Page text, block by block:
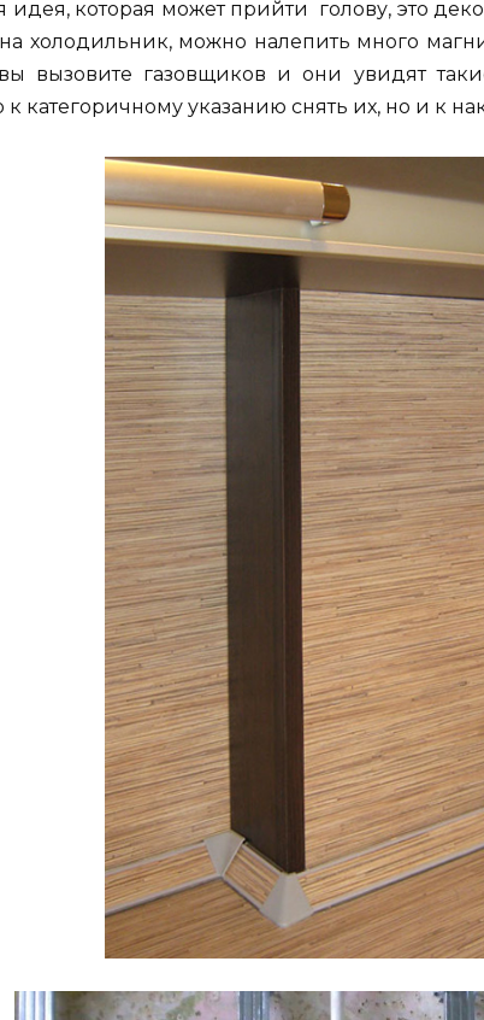
идея, которая может прийти голову, это
холодильник, можно налепить много
вызовите газовщиков и они увидят
к категоричному указанию снять их, но и к